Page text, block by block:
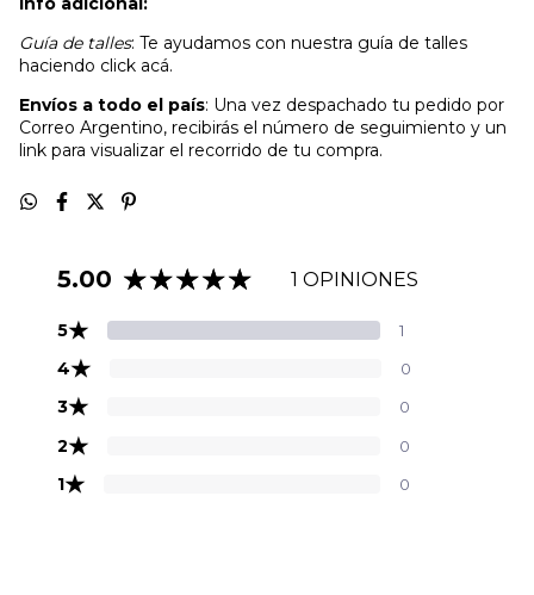
Guía de talles: Te ayudamos con nuestra guía de talles
haciendo click acá.
Envíos a todo el país: Una vez despachado tu pedido por
Correo Argentino, recibirás el número de seguimiento y un
link para visualizar el recorrido de tu compra.
5.00 1 OPINIONES
5★ 1
4★ 0
3★ 0
2★ 0
1★ 0